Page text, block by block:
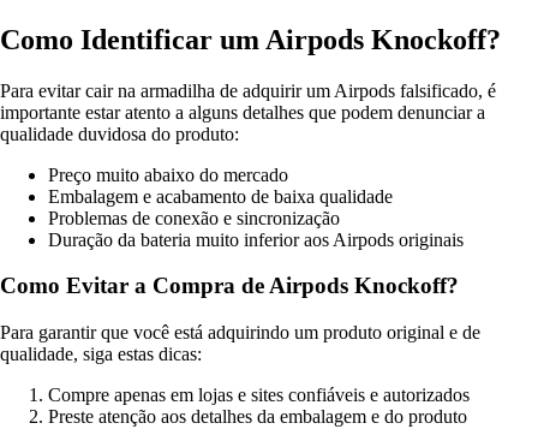
Como Identificar um Airpods Knockoff?
Para evitar cair na armadilha de adquirir um Airpods falsificado, é
importante estar atento a alguns detalhes que podem denunciar a
qualidade duvidosa do produto:
Preço muito abaixo do mercado
Embalagem e acabamento de baixa qualidade
Problemas de conexão e sincronização
Duração da bateria muito inferior aos Airpods originais
Como Evitar a Compra de Airpods Knockoff?
Para garantir que você está adquirindo um produto original e de
qualidade, siga estas dicas:
Compre apenas em lojas e sites confiáveis e autorizados
Preste atenção aos detalhes da embalagem e do produto